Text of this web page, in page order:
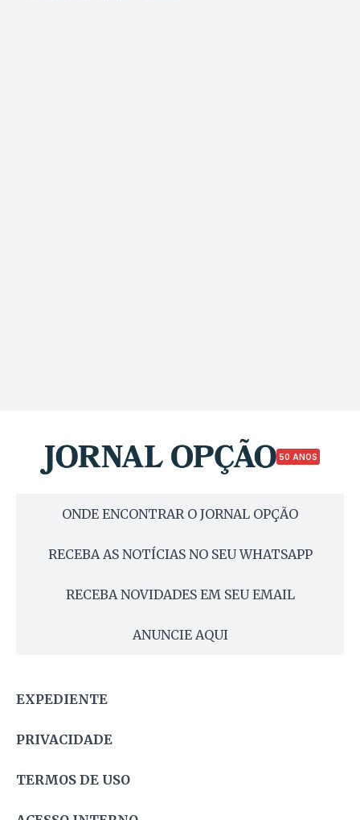
50 ANOS
ONDE ENCONTRAR O JORNAL OPÇÃO
RECEBA AS NOTÍCIAS NO SEU WHATSAPP
RECEBA NOVIDADES EM SEU EMAIL
ANUNCIE AQUI
EXPEDIENTE
PRIVACIDADE
TERMOS DE USO